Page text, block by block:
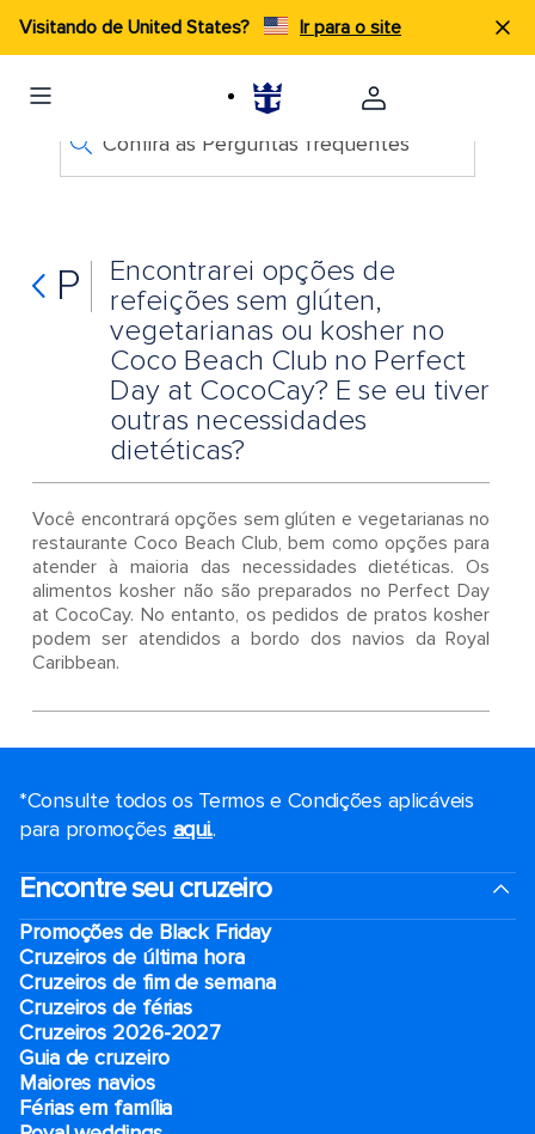
Visitando de United States? Ir para o site
Confira as Perguntas frequentes
P
Encontrarei opções de
refeições sem glúten,
vegetarianas ou kosher no
Coco Beach Club no Perfect
Day at CocoCay? E se eu tiver
outras necessidades
dietéticas?
Você encontrará opções sem glúten e vegetarianas no
restaurante Coco Beach Club, bem como opções para
atender à maioria das necessidades dietéticas. Os
alimentos kosher não são preparados no Perfect Day
at CocoCay. No entanto, os pedidos de pratos kosher
podem ser atendidos a bordo dos navios da Royal
Caribbean.
*Consulte todos os Termos e Condições aplicáveis ​​
para promoções aqui..
Encontre seu cruzeiro
Promoções de Black Friday
Cruzeiros de última hora
Cruzeiros de fim de semana
Cruzeiros de férias
Cruzeiros 2026-2027
Guia de cruzeiro
Maiores navios
Férias em família